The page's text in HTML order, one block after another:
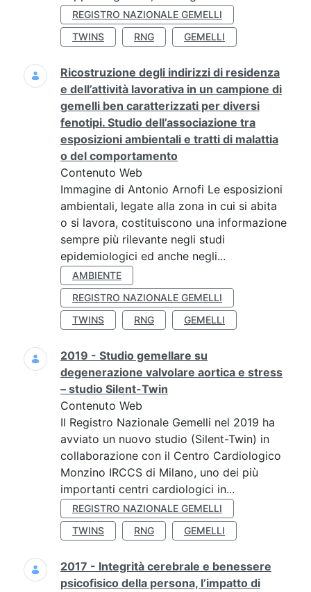
REGISTRO NAZIONALE GEMELLI
TWINS
RNG GEMELLI
Ricostruzione degli indirizzi di residenza
e dell’attività lavorativa in un campione di
gemelli ben caratterizzati per diversi
fenotipi. Studio dell’associazione tra
esposizioni ambientali e tratti di malattia
o del comportamento
Contenuto Web
Immagine di Antonio Arnofi Le esposizioni
ambientali, legate alla zona in cui si abita
o si lavora, costituiscono una informazione
sempre più rilevante negli studi
epidemiologici ed anche negli...
AMBIENTE
REGISTRO NAZIONALE GEMELLI
TWINS
RNG GEMELLI
2019 - Studio gemellare su
degenerazione valvolare aortica e stress
– studio Silent-Twin
Contenuto Web
Il Registro Nazionale Gemelli nel 2019 ha
avviato un nuovo studio (Silent-Twin) in
collaborazione con il Centro Cardiologico
Monzino IRCCS di Milano, uno dei più
importanti centri cardiologici in...
REGISTRO NAZIONALE GEMELLI
TWINS
RNG GEMELLI
2017 - Integrità cerebrale e benessere
psicofisico della persona, l’impatto di